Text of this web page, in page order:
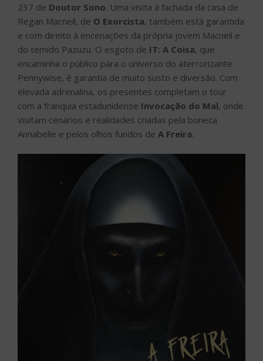
237 de Doutor Sono. Uma visita à fachada da casa de
Regan Macneil, de O Exorcista, também está garantida
e com direito à encenações da própria jovem Macneil e
do temido Pazuzu. O esgoto de IT: A Coisa, que
encaminha o público para o universo do aterrorizante
Pennywise, é garantia de muito susto e diversão. Com
elevada adrenalina, os presentes completam o tour
com a franquia estadunidense Invocação do Mal, onde
visitam cenários e realidades criadas pela boneca
Annabelle e pelos olhos fundos de A Freira.